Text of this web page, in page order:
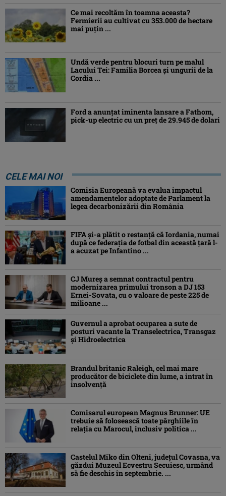
Ce mai recoltăm în toamna aceasta?
Fermierii au cultivat cu 353.000 de hectare
mai puțin ...
Undă verde pentru blocuri turn pe malul
Lacului Tei: Familia Borcea și ungurii de la
Cordia ...
Ford a anunțat iminenta lansare a Fathom,
pick-up electric cu un preț de 29.945 de dolari
CELE MAI NOI
Comisia Europeană va evalua impactul
amendamentelor adoptate de Parlament la
legea decarbonizării din România
FIFA și-a plătit o restanță că Iordania, numai
după ce federația de fotbal din această țară l-
a acuzat pe Infantino ...
CJ Mureș a semnat contractul pentru
modernizarea primului tronson a DJ 153
Ernei-Sovata, cu o valoare de peste 225 de
milioane ...
Guvernul a aprobat ocuparea a sute de
posturi vacante la Transelectrica, Transgaz
și Hidroelectrica
Brandul britanic Raleigh, cel mai mare
producător de biciclete din lume, a intrat în
insolvență
Comisarul european Magnus Brunner: UE
trebuie să folosească toate pârghiile în
relația cu Marocul, inclusiv politica ...
Castelul Miko din Olteni, județul Covasna, va
găzdui Muzeul Ecvestru Secuiesc, urmând
să fie deschis în septembrie. ...